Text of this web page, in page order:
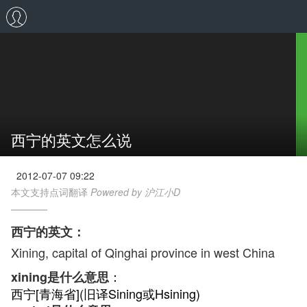
西宁的英文怎么说
2012-07-07 09:22
本文支持点词翻译 Powered by 沪江小D
西宁的英文：
Xining, capital of Qinghai province in west China
xining是什么意思 ：
西宁[青海省](旧译Sining或Hsining)